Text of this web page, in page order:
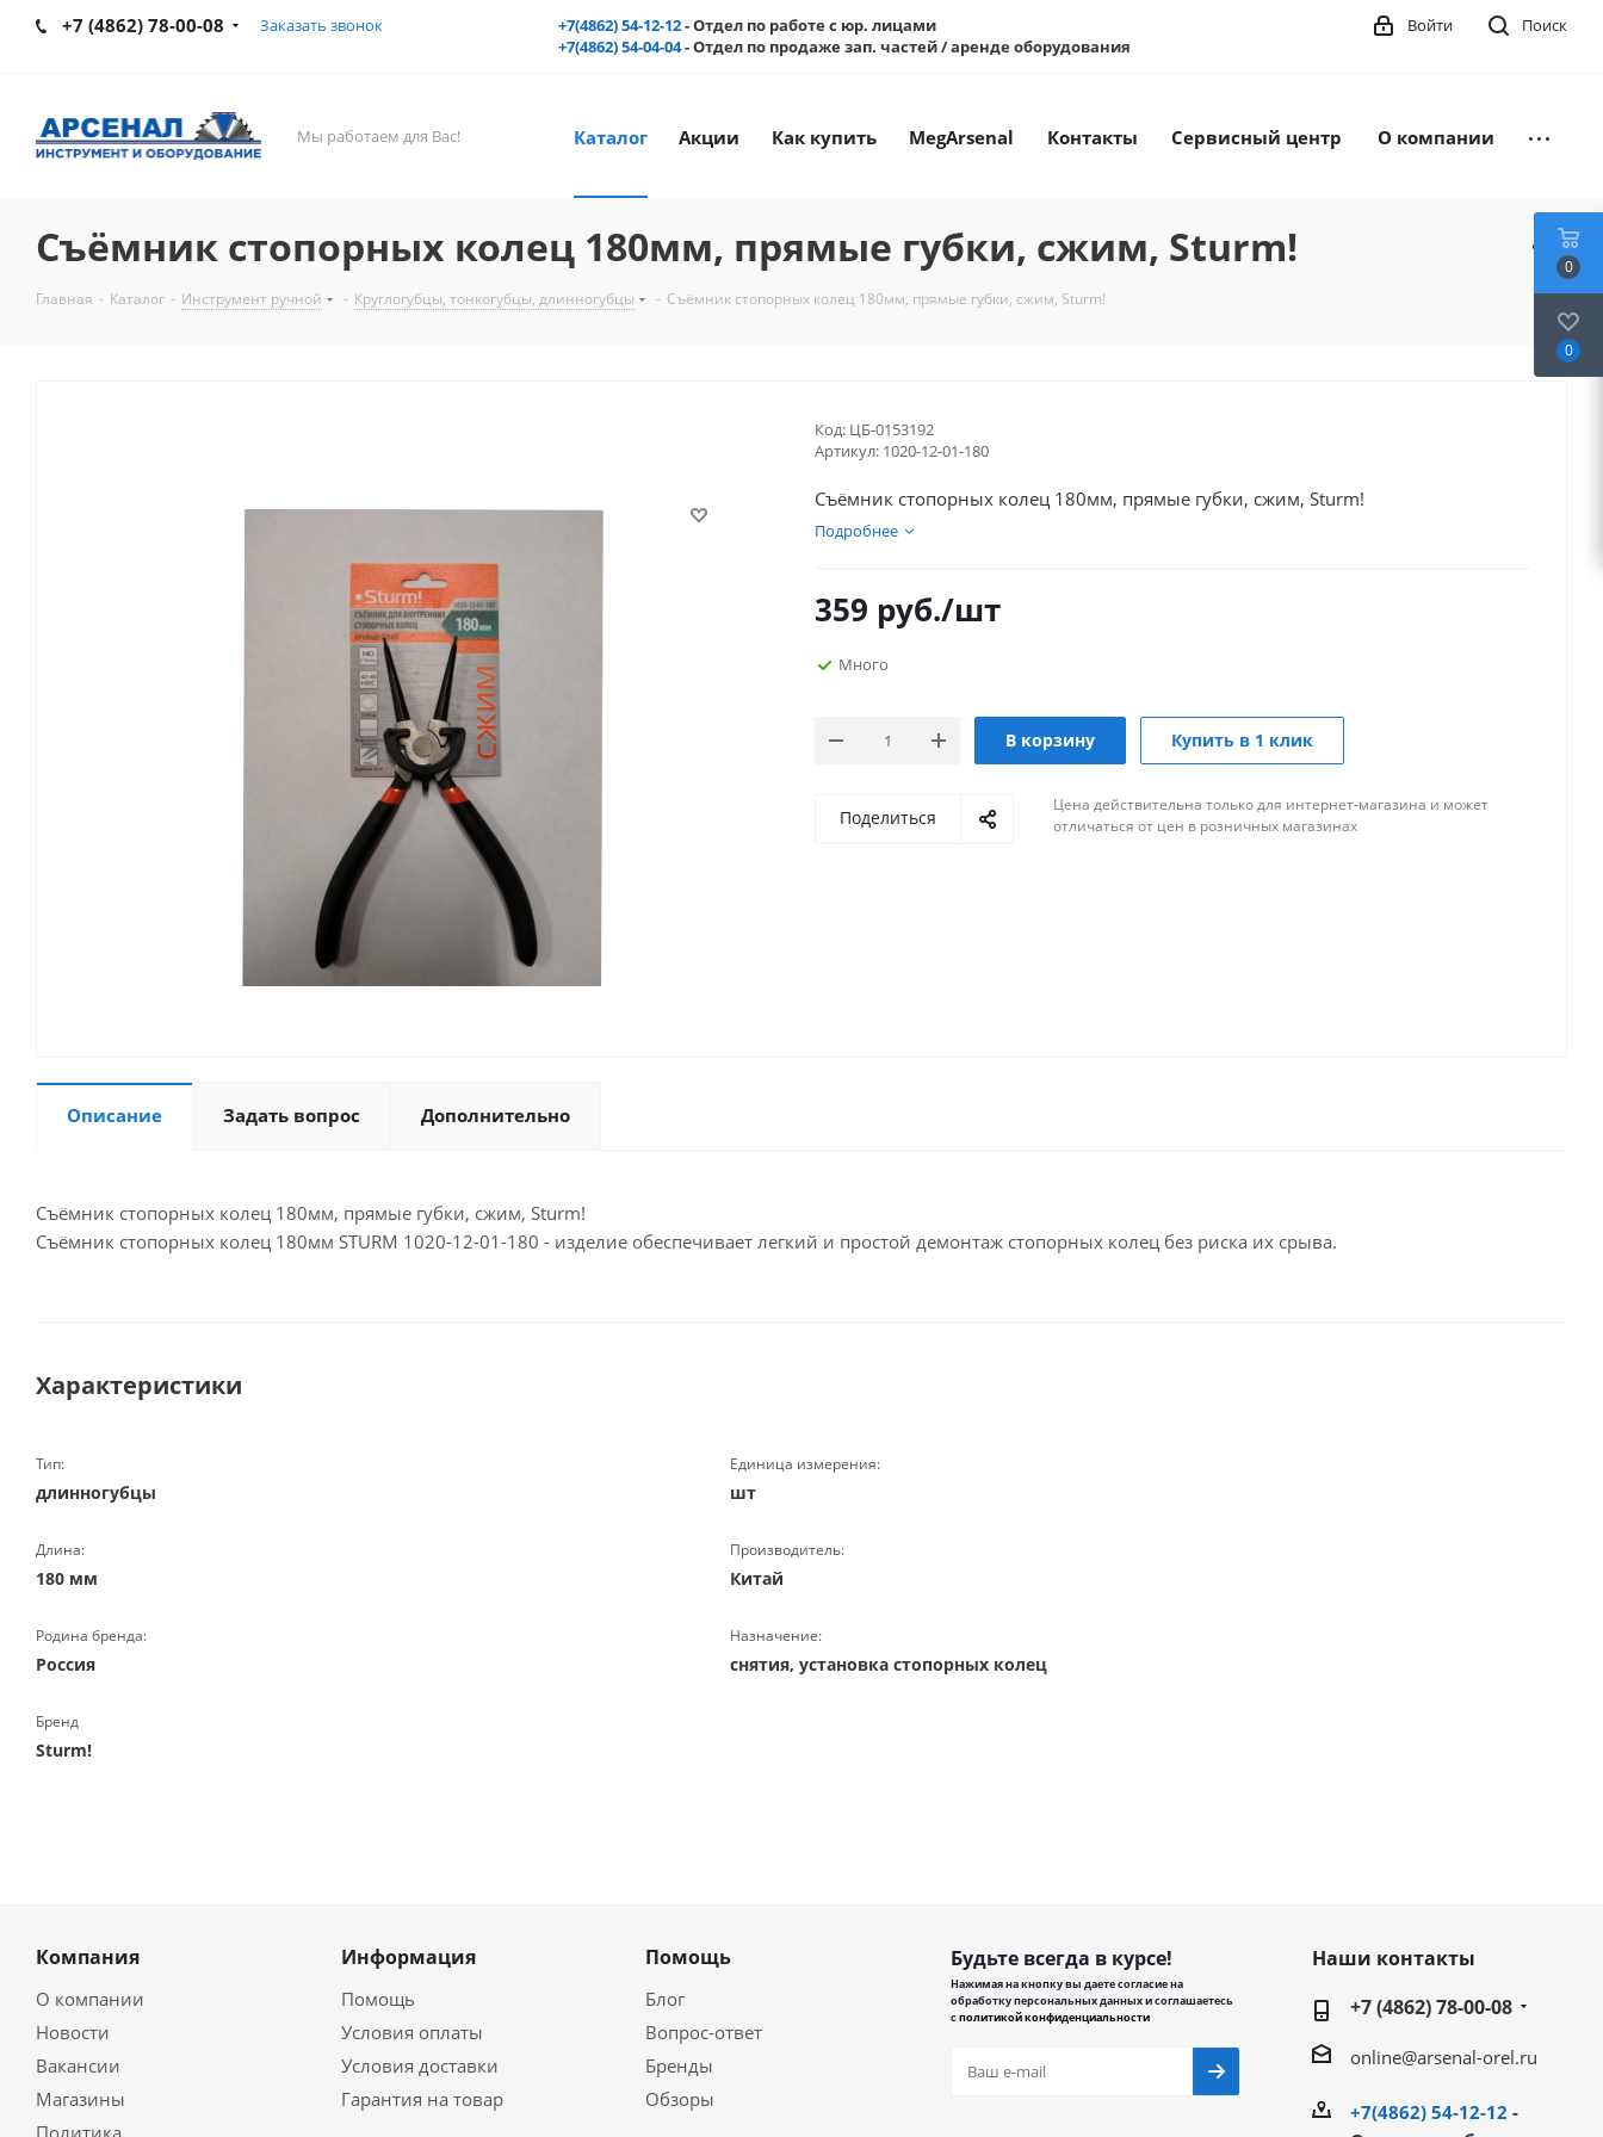
+7 (4862) 78-00-08 Заказать звонок +7(4862) 54-12-12- Отдел по работе с юр. лицами
+7(4862) 54-04-04- Отдел по продаже зап. частей / аренде оборудования
Поиск
Войти
Мы работаем для Вас! Каталог Акции Как купить MegArsenal Контакты Сервисный центр О компании
Съёмник стопорных колец 180мм, прямые губки, сжим, Sturm!
Главная - Каталог - Инструмент ручной - Круглогубцы, тонкогубцы, длинногубцы - Съёмник стопорных колец 180мм, прямые губки, сжим, Sturm!
Код: ЦБ-0153192
Артикул: 1020-12-01-180
Съёмник стопорных колец 180мм, прямые губки, сжим, Sturm!
Подробнее
359 руб./шт
Много
В корзину Купить в 1 клик
Поделиться
Цена действительна только для интернет-магазина и может
отличаться от цен в розничных магазинах
Описание Задать вопрос Дополнительно
Съёмник стопорных колец 180мм, прямые губки, сжим, Sturm!
Съёмник стопорных колец 180мм STURM 1020-12-01-180 - изделие обеспечивает легкий и простой демонтаж стопорных колец без риска их срыва.
Характеристики
Тип:
длинногубцы
Единица измерения:
шт
Длина:
180 мм
Производитель:
Китай
Родина бренда:
Россия
Назначение:
снятия, установка стопорных колец
Бренд
Sturm!
Компания
О компании
Новости
Вакансии
Магазины
Политика
Информация
Помощь
Условия оплаты
Условия доставки
Гарантия на товар
Помощь
Блог
Вопрос-ответ
Бренды
Обзоры
Будьте всегда в курсе!
Нажимая на кнопку вы даете согласие на
обработку персональных данных и соглашаетесь
сполитикой конфиденциальности
Наши контакты
+7 (4862) 78-00-08
online@arsenal-orel.ru
+7(4862) 54-12-12 -
0
0